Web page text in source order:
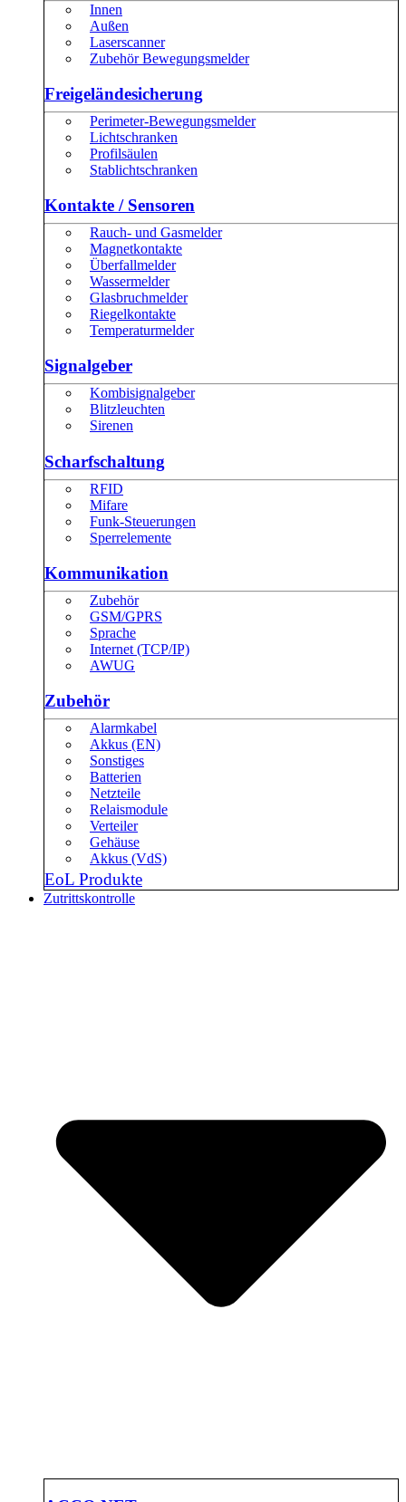
Innen
Außen
Laserscanner
Zubehör Bewegungsmelder
Freigeländesicherung
Perimeter-Bewegungsmelder
Lichtschranken
Profilsäulen
Stablichtschranken
Kontakte / Sensoren
Rauch- und Gasmelder
Magnetkontakte
Überfallmelder
Wassermelder
Glasbruchmelder
Riegelkontakte
Temperaturmelder
Signalgeber
Kombisignalgeber
Blitzleuchten
Sirenen
Scharfschaltung
RFID
Mifare
Funk-Steuerungen
Sperrelemente
Kommunikation
Zubehör
GSM/GPRS
Sprache
Internet (TCP/IP)
AWUG
Zubehör
Alarmkabel
Akkus (EN)
Sonstiges
Batterien
Netzteile
Relaismodule
Verteiler
Gehäuse
Akkus (VdS)
EoL Produkte
Zutrittskontrolle